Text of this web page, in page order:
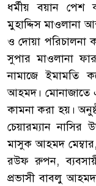
ধর্মীয় বয়ান পেশ
মুহাদ্দিস মাওলানা
ও দোয়া পরিচালনা
সুপার মাওলানা
নামাজে ইমামতি
আহমদ। মোনাজাতে
কামনা করা হয়।
চেয়ারম্যান নাসির
মাসুক আহমদ
রউফ রুপন,
প্রভাসী বাবলু